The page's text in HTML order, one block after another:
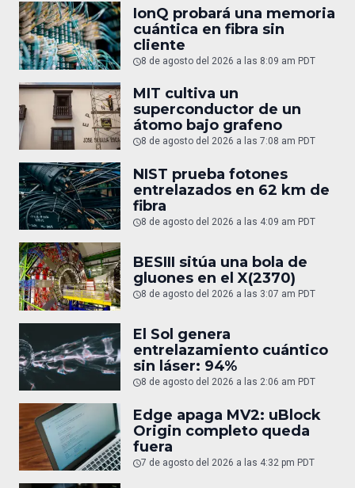
IonQ probará una memoria
cuántica en fibra sin
cliente
8 de agosto del 2026 a las 8:09 am PDT
MIT cultiva un
superconductor de un
átomo bajo grafeno
8 de agosto del 2026 a las 7:08 am PDT
NIST prueba fotones
entrelazados en 62 km de
fibra
8 de agosto del 2026 a las 4:09 am PDT
BESIII sitúa una bola de
gluones en el X(2370)
8 de agosto del 2026 a las 3:07 am PDT
El Sol genera
entrelazamiento cuántico
sin láser: 94%
8 de agosto del 2026 a las 2:06 am PDT
Edge apaga MV2: uBlock
Origin completo queda
fuera
7 de agosto del 2026 a las 4:32 pm PDT